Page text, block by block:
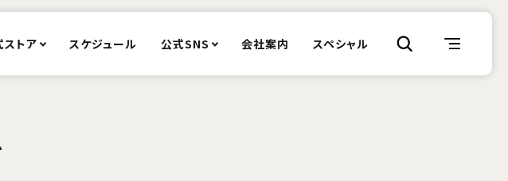
ストア スケジュール 公式SNS 会社案内 スペシャル